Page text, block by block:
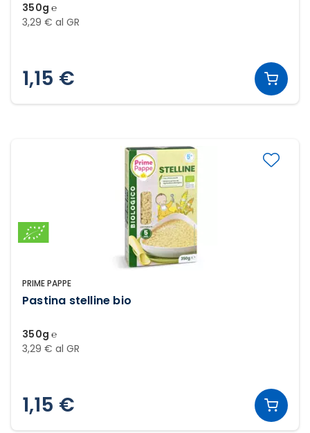
350g ℮
3,29 € al GR
1,15 €
PRIME PAPPE
Pastina stelline bio
350g ℮
3,29 € al GR
1,15 €